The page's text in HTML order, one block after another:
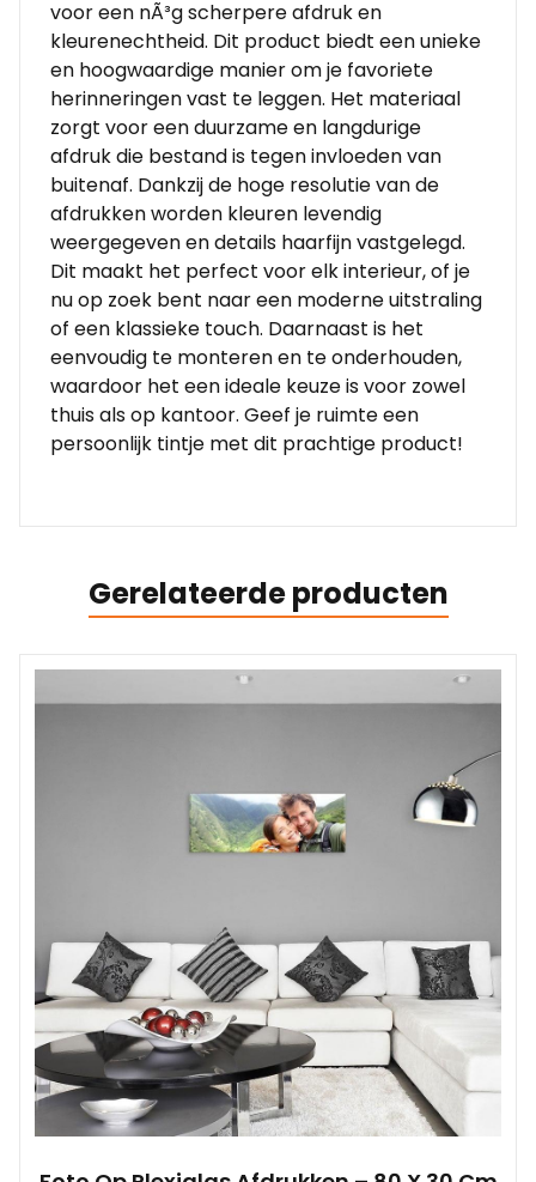
voor een nÃ³g scherpere afdruk en
kleurenechtheid. Dit product biedt een unieke
en hoogwaardige manier om je favoriete
herinneringen vast te leggen. Het materiaal
zorgt voor een duurzame en langdurige
afdruk die bestand is tegen invloeden van
buitenaf. Dankzij de hoge resolutie van de
afdrukken worden kleuren levendig
weergegeven en details haarfijn vastgelegd.
Dit maakt het perfect voor elk interieur, of je
nu op zoek bent naar een moderne uitstraling
of een klassieke touch. Daarnaast is het
eenvoudig te monteren en te onderhouden,
waardoor het een ideale keuze is voor zowel
thuis als op kantoor. Geef je ruimte een
persoonlijk tintje met dit prachtige product!
Gerelateerde producten